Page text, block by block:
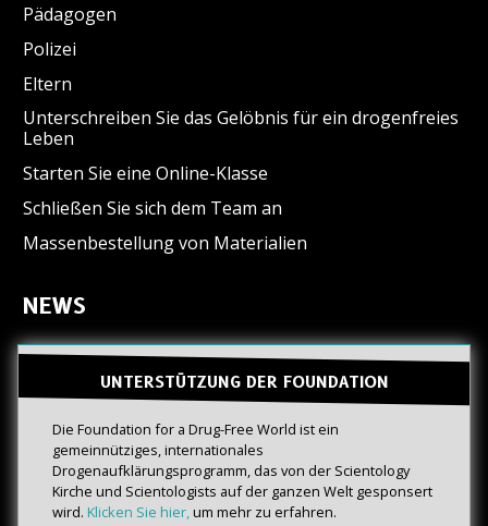
Pädagogen
Polizei
Eltern
Unterschreiben Sie das Gelöbnis für ein drogenfreies
Leben
Starten Sie eine Online-Klasse
Schließen Sie sich dem Team an
Massenbestellung von Materialien
NEWS
UNTERSTÜTZUNG DER FOUNDATION
Die Foundation for a Drug-Free World ist ein
gemeinnütziges, internationales
Drogenaufklärungsprogramm, das von der Scientology
Kirche und Scientologists auf der ganzen Welt gesponsert
wird. Klicken Sie hier, um mehr zu erfahren.